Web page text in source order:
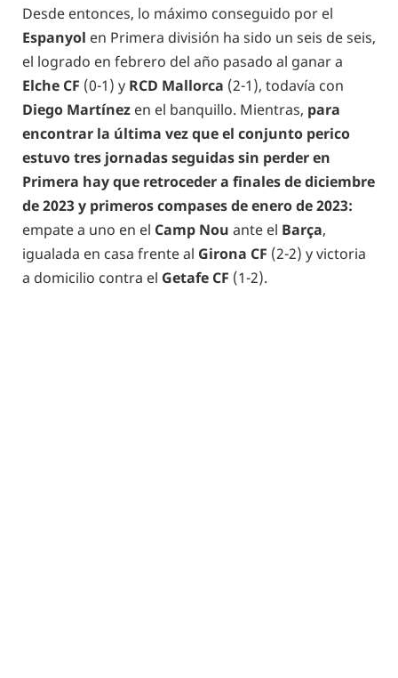
Desde entonces, lo máximo conseguido por el
Espanyol en Primera división ha sido un seis de seis,
el logrado en febrero del año pasado al ganar a
Elche CF (0-1) y RCD Mallorca (2-1), todavía con
Diego Martínez en el banquillo. Mientras, para
encontrar la última vez que el conjunto perico
estuvo tres jornadas seguidas sin perder en
Primera hay que retroceder a finales de diciembre
de 2023 y primeros compases de enero de 2023:
empate a uno en el Camp Nou ante el Barça,
igualada en casa frente al Girona CF (2-2) y victoria
a domicilio contra el Getafe CF (1-2).